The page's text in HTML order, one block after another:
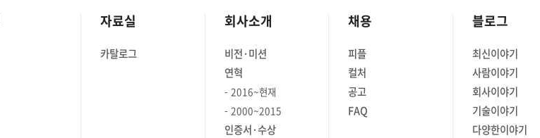
자료실
카탈로그
회사소개
비전·미션
연혁
2016~현재
2000~2015
인증서·수상
채용
피플
컬처
공고
FAQ
블로그
최신이야기
사람이야기
회사이야기
기술이야기
다양한이야기